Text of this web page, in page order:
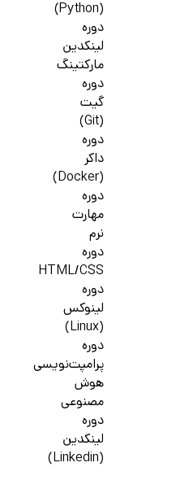
(Python)
دوره
لینکدین
مارکتینگ
دوره
گیت
(Git)
دوره
داکر
(Docker)
دوره
مهارت
نرم
دوره
HTML/CSS
دوره
لینوکس
(Linux)
دوره
پرامپت‌نویسی
هوش
مصنوعی
دوره
لینکدین
(Linkedin)